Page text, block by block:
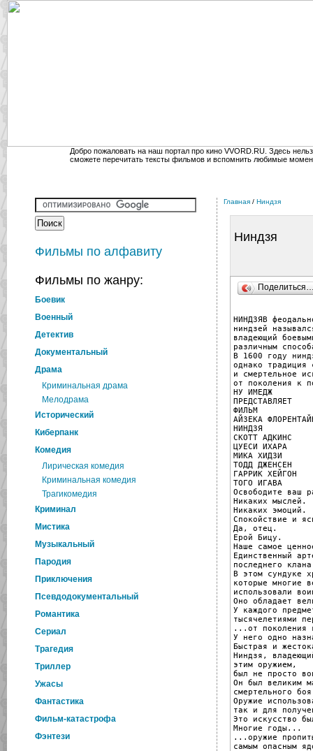
Добро пожаловать на наш портал про кино VVORD.RU. Здесь
сможете перечитать тексты фильмов и вспомнить любимые
Фильмы по алфавиту
Фильмы по жанру:
Боевик
Военный
Детектив
Документальный
Драма
Криминальная драма
Мелодрама
Исторический
Киберпанк
Комедия
Лирическая комедия
Криминальная комедия
Трагикомедия
Криминал
Мистика
Музыкальный
Пародия
Приключения
Псевдодокументальный
Романтика
Cериал
Трагедия
Триллер
Ужасы
Фантастика
Фильм-катастрофа
Фэнтези
Главная / Ниндзя
Ниндзя
НИНДЗЯВ
ниндзей
владеющий
различным
В 1600 году
однако традиция
и смертельное
от поколения к
НУ ИМЕДЖ
ПРЕДСТАВЛЯЕТ
ФИЛЬМ
АЙЗЕКА
НИНДЗЯ
СКОТТ АДКИНС
ЦУЕСИ ИХАРА
МИКА ХИДЗИ
ТОДД ДЖЕНСЕН
ГАРРИК ХЕЙГОН
ТОГО ИГАВА
Освободите ваш
Никаких мыслей.
Никаких эмоций.
Спокойствие и
Да, отец.
Ерой Бицу.
Наше самое
Единственный
последнего
В этом сундуке
которые многие
использовали
Оно обладает
У каждого
тысячелетиями
...от поколения
У него одно
Быстрая и
Ниндзя,
этим оружием,
был не просто
Он был великим
смертельного
Оружие
так и для
Это искусство
Многие годы...
...оружие
самым опасным